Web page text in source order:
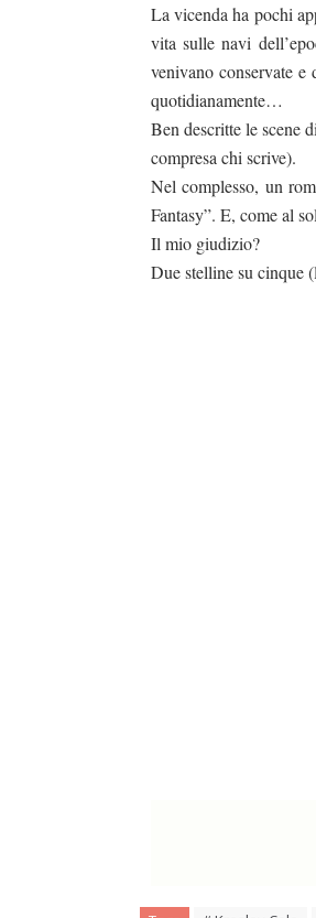
La vicenda ha pochi
vita sulle navi
venivano conservate
quotidianamente…
Ben descritte le scene
compresa chi scrive).
Nel complesso, un
Fantasy”. E, come al
Il mio giudizio?
Due stelline su cinque